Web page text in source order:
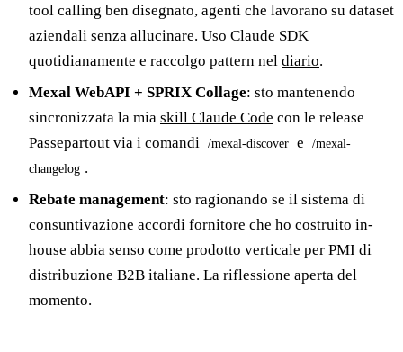
tool calling ben disegnato, agenti che lavorano su dataset
aziendali senza allucinare. Uso Claude SDK
quotidianamente e raccolgo pattern nel diario.
Mexal WebAPI + SPRIX Collage: sto mantenendo
sincronizzata la mia skill Claude Code con le release
Passepartout via i comandi /mexal-discover e
/mexal-
changelog .
Rebate management: sto ragionando se il sistema di
consuntivazione accordi fornitore che ho costruito in-
house abbia senso come prodotto verticale per PMI di
distribuzione B2B italiane. La riflessione aperta del
momento.